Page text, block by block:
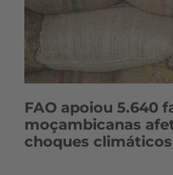
FAO apoiou 5.640
moçambicanas
choques climáticos